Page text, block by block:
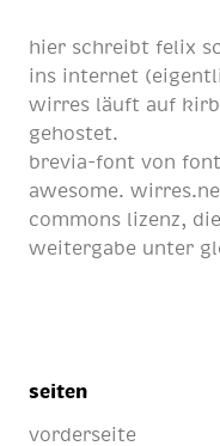
hier schreibt felix
ins internet
wirres läuft auf
gehostet.
brevia-font von
awesome.
commons lizenz,
weitergabe unter
seiten
vorderseite